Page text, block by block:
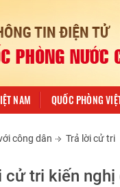
NAM QUỐC PHÒNG
công dân Trả lời cử tri
cử tri kiến